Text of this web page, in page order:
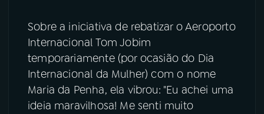
Sobre a iniciativa de rebatizar o Aeroporto
Internacional Tom Jobim
temporariamente (por ocasião do Dia
Internacional da Mulher) com o nome
Maria da Penha, ela vibrou: "Eu achei uma
ideia maravilhosa! Me senti muito